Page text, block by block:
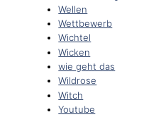
Wellen
Wettbewerb
Wichtel
Wicken
wie geht das
Wildrose
Witch
Youtube